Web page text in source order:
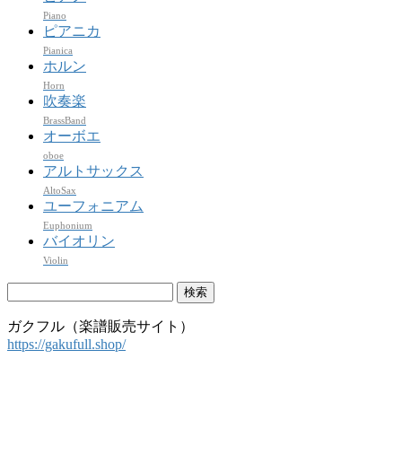
Piano
ピアニカ
Pianica
ホルン
Horn
吹奏楽
BrassBand
オーボエ
oboe
アルトサックス
AltoSax
ユーフォニアム
Euphonium
バイオリン
Violin
ガクフル（楽譜販売サイト）
https://gakufull.shop/